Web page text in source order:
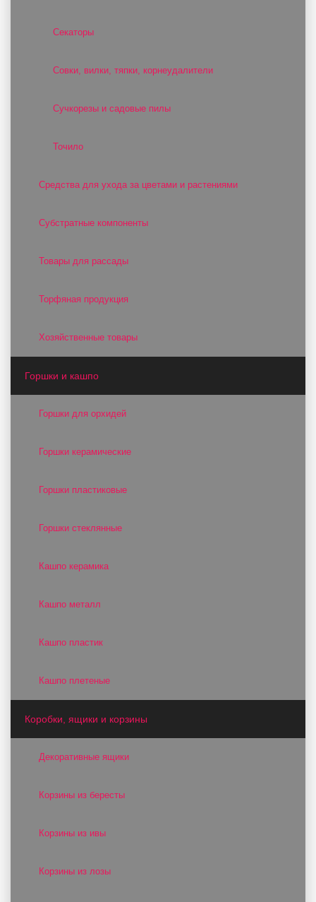
Секаторы
Совки, вилки, тяпки, корнеудалители
Сучкорезы и садовые пилы
Точило
Средства для ухода за цветами и растениями
Субстратные компоненты
Товары для рассады
Торфяная продукция
Хозяйственные товары
Горшки и кашпо
Горшки для орхидей
Горшки керамические
Горшки пластиковые
Горшки стеклянные
Кашпо керамика
Кашпо металл
Кашпо пластик
Кашпо плетеные
Коробки, ящики и корзины
Декоративные ящики
Корзины из бересты
Корзины из ивы
Корзины из лозы